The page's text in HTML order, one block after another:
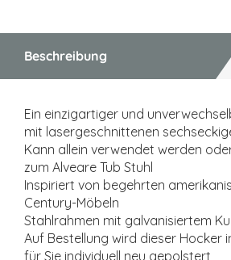
Beschreibung
Ein einzigartiger und
mit lasergeschnittenen
Kann allein verwendet werden
zum Alveare Tub Stuhl
Inspiriert von begehrten
Century-Möbeln
Stahlrahmen mit galvanisiertem
Auf Bestellung wird dieser Hocker
für Sie individuell neu gepolstert